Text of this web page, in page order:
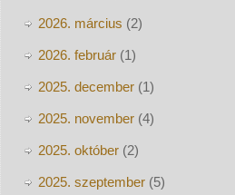
2026. március (2)
2026. február(1)
2025. december(1)
2025. november(4)
2025. október(2)
2025. szeptember(5)